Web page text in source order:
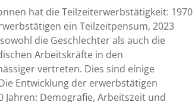
hat die Teilzeiterwerbstätigkeit: 1970
ein Teilzeitpensum, 2023
die Geschlechter als auch die
Arbeitskräfte in den
vertreten. Dies sind einige
Entwicklung der erwerbstätigen
Jahren: Demografie, Arbeitszeit und